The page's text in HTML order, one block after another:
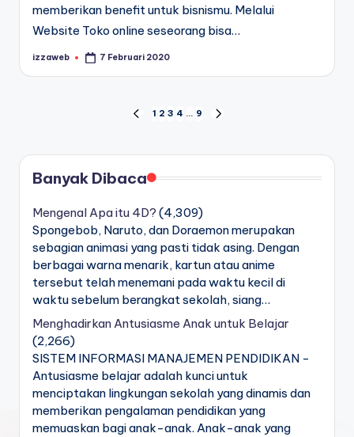
memberikan benefit untuk bisnismu. Melalui
Website Toko online seseorang bisa…
Posted
izzaweb 7 Februari 2020
pos
PREVIOUS
1 2 3 4 … 9
Banyak Dibaca
Mengenal Apa itu 4D? (4,309)
Spongebob, Naruto, dan Doraemon merupakan
sebagian animasi yang pasti tidak asing. Dengan
berbagai warna menarik, kartun atau anime
tersebut telah menemani pada waktu kecil di
waktu sebelum berangkat sekolah, siang…
Menghadirkan Antusiasme Anak untuk Belajar
(2,266)
SISTEM INFORMASI MANAJEMEN PENDIDIKAN -
Antusiasme belajar adalah kunci untuk
menciptakan lingkungan sekolah yang dinamis dan
memberikan pengalaman pendidikan yang
memuaskan bagi anak-anak. Anak-anak yang